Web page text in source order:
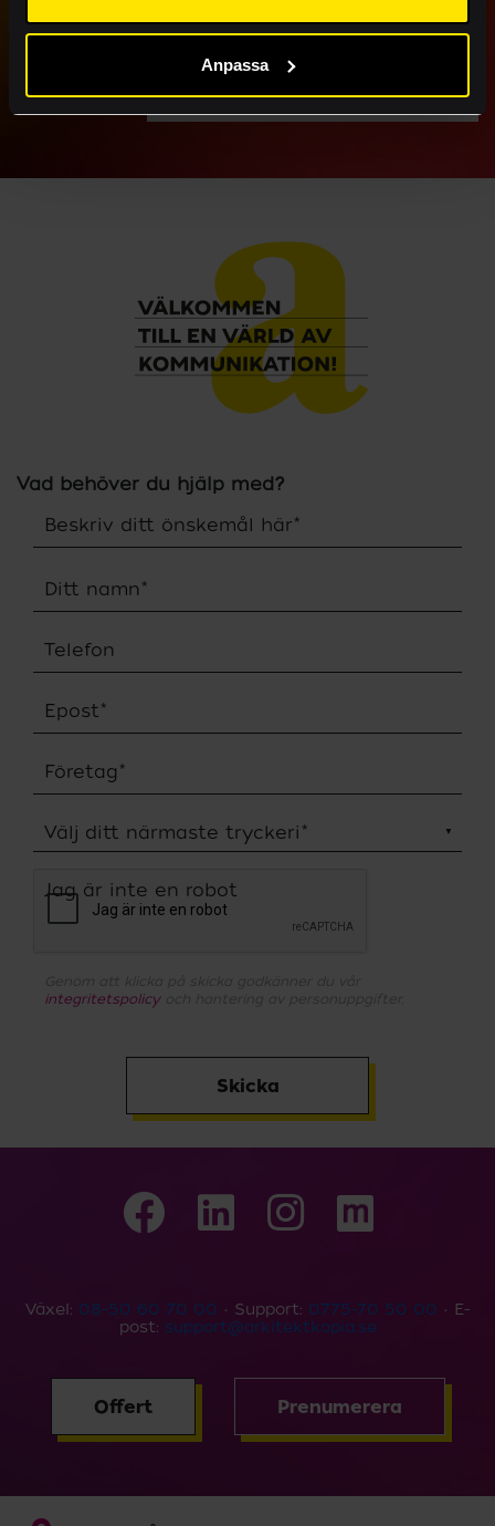
Anpassa
rollups och stöttar
Barncancerfonden
10 april 2026
Vad behöver du hjälp med?
Beskriv ditt önskemål här*
Ditt namn*
Telefon
Epost*
Företag *
Välj ditt närmaste tryckeri *
Jag är inte en robot
Genom att klicka på skicka godkänner du vår
integritetspolicyoch hantering av personuppgifter.
Skicka
Växel: 08-50 60 70 00 • Support: 0775-70 50 00 • E-
post: support@arkitektkopia.se
Offert Prenumerera